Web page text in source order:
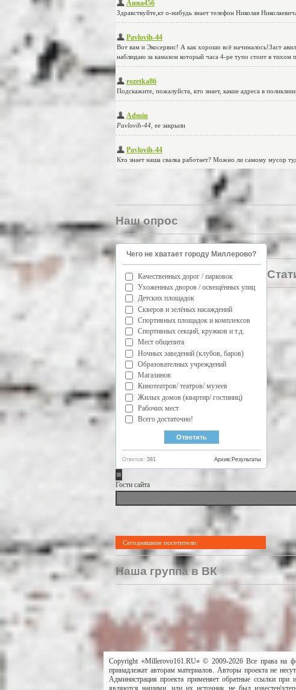
Наш опрос
Чего не хватает городу Миллерово?
Качественных дорог / парковок
Ухоженных дворов / освещённых улиц
Детских площадок
Скверов и зелёных насаждений
Спортивных площадок и комплексов
Спортивных секций, кружков и т.д.
Мест общепита
Ночных заведений (клубов, баров)
Образователных учреждений
Магазинов
Кинотеатров/ театров/ музеев
Жилых домов (квартир/ гостиниц)
Рабочих мест
Всего достаточно!
Ответов: 381 Результаты
Архив
Гости сайта
Сегодняшние посетители:
Наша группа в ВК
Copyright «Millerovo161.RU» © 2009-2026 Все права на
принадлежат авторам материалов. Авторы проекта не
Администрация проекта применяет обратные ссылки при
являются нашими, или их источник не был